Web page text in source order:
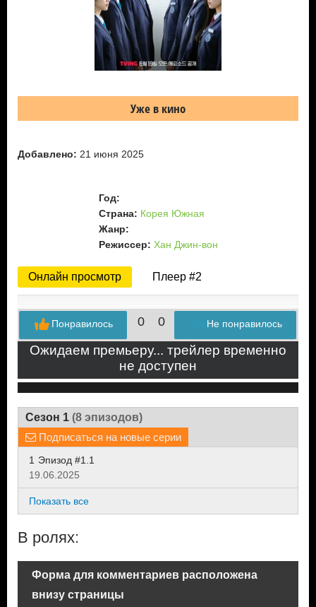
Уже в кино
Добавлено: 21 июня 2025
Год:
Страна: Корея Южная
Жанр:
Режиссер: Хан Джин-вон
Онлайн просмотр Плеер #2
0 0 Не понравилось
Понравилось
Ожидаем премьеру... трейлер временно
не доступен
Сезон 1 (8 эпизодов)
Подписаться на новые серии
1 Эпизод #1.1
19.06.2025
Показать все
В ролях:
Форма для комментариев расположена
внизу страницы